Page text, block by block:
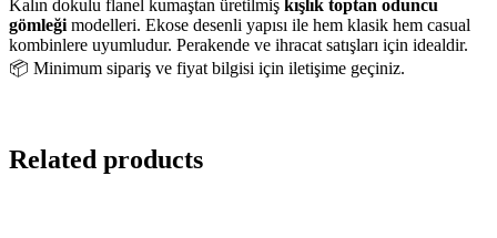
Kalın dokulu flanel kumaştan üretilmiş kışlık toptan oduncu
gömleği modelleri. Ekose desenli yapısı ile hem klasik hem casual
kombinlere uyumludur. Perakende ve ihracat satışları için idealdir.
📦 Minimum sipariş ve fiyat bilgisi için iletişime geçiniz.
Related products